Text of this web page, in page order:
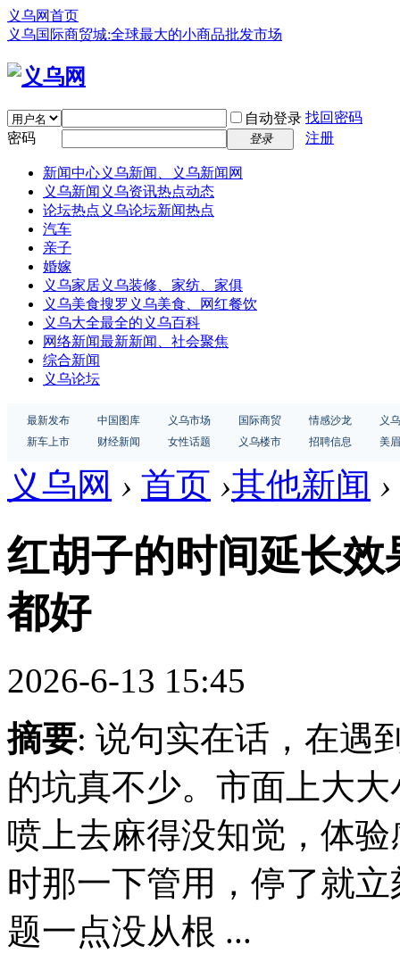
义乌网首页
义乌国际商贸城:全球最大的小商品批发市场
自动登录 找回密码
密码
登录 注册
新闻中心义乌新闻、义乌新闻网
义乌新闻 义乌资讯热点动态
论坛热点 义乌论坛新闻热点
汽车
亲子
婚嫁
义乌家居义乌装修、家纺、家俱
义乌美食搜罗义乌美食、网红餐饮
义乌大全最全的义乌百科
网络新闻最新新闻、社会聚焦
综合新闻
义乌论坛
最新发布 中国图库 义乌市场 国际商贸 情感沙龙
义
新车上市
财经新闻 女性话题 义乌楼市 招聘信息 美
义乌网 › 首页 ›其他新闻 ›
红胡子的时间延长
都好
2026-6-13 15:45
摘要: 说句实在话，在遇
的坑真不少。市面上大
喷上去麻得没知觉，体
时那一下管用，停了就
题一点没从根 ...